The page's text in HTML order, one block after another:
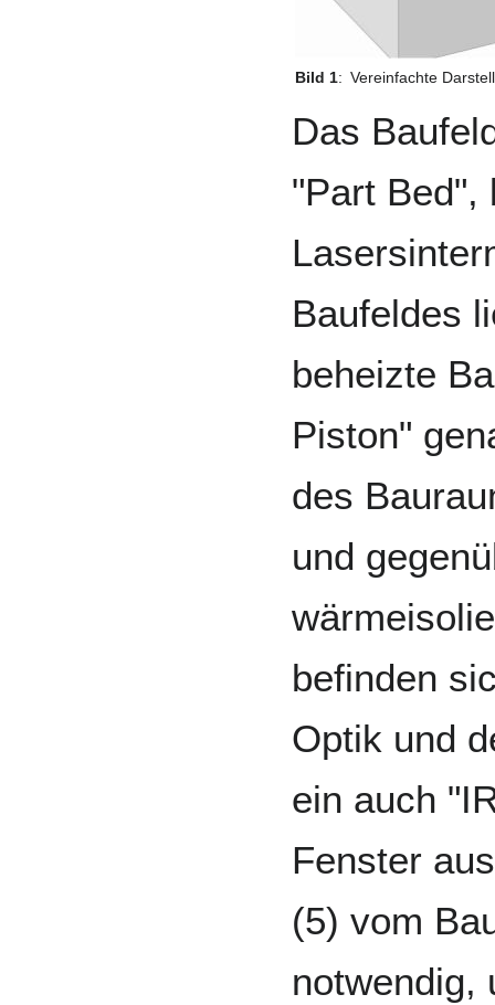
Bild 1: Vereinfachte
Das
"Part Bed",
Baufeldes
beheizte
Piston"
des
und
befinden
Optik und
ein auch
Fenster
(5) vom
notwendig,